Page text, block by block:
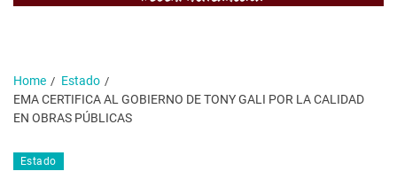
Home
Estado
EMA CERTIFICA AL GOBIERNO DE TONY GALI POR LA CALIDAD
EN OBRAS PÚBLICAS
Estado